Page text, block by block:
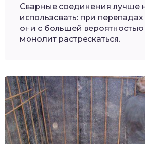
Сварные соединения лучше
использовать: при
они с большей вероятностью
монолит растрескаться.